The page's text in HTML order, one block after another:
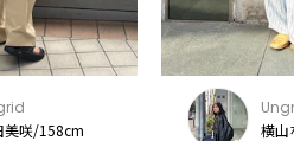
美咲/158cm
横山